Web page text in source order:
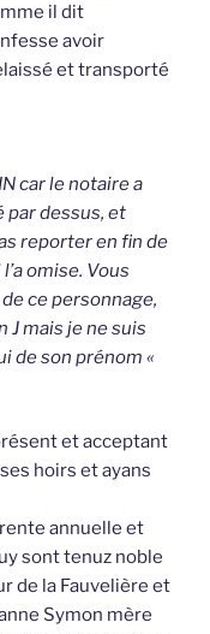
il dit
avoir
et transporté
car le notaire a
dessus, et
reporter en fin de
omise. Vous
ce personnage,
J mais je ne suis
de son prénom «
et acceptant
hoirs et ayans
annuelle et
sont tenuz noble
de la Fauvelière et
Symon mère